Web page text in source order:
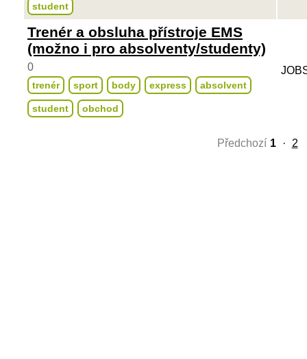
student
Trenér a obsluha přístroje EMS
(možno i pro absolventy/studenty)
0
trenér sport body express absolvent
student obchod
Předchozí 1 · 2